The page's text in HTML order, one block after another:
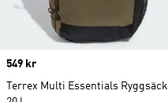
Price
549 kr
Terrex Multi Essentials Ryggsäck